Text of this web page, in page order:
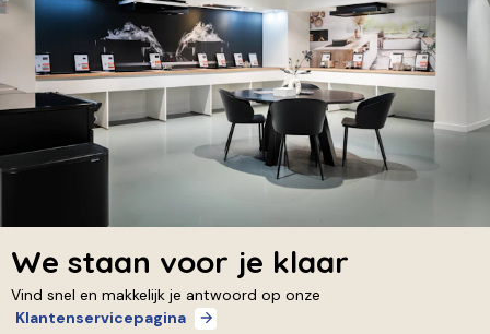
We staan voor je klaar
Vind snel en makkelijk je antwoord op onze
Klantenservicepagina